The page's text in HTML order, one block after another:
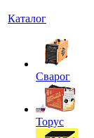
Каталог
Сварог
Торус